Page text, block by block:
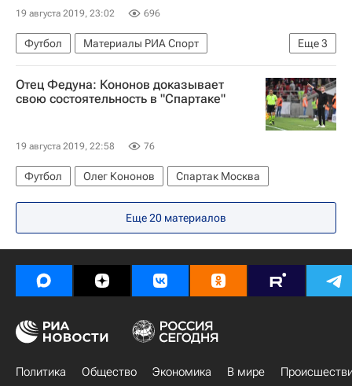
19 августа 2019, 23:02 696
Еще3
Футбол
Материалы РИА Спорт
Спартак Москва
ПФК ЦСКА
Самуэль Жиго
Отец Федуна: Кононов доказывает
свою состоятельность в "Спартаке"
19 августа 2019, 22:58 76
Футбол Олег Кононов Спартак Москва
Еще 20 материалов
Политика Общество Экономика В мире